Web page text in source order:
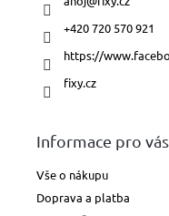
+420 720 570 921
https://
fixy.cz
Informace pro vás
Vše o nákupu
Doprava a platba